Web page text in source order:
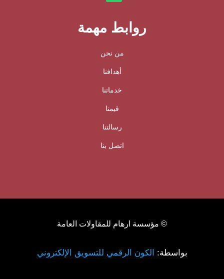
روابط مهمة
من نحن
أهدافنا
خدماتنا
قيمنا
رسالتنا
اتصل بنا
© مؤسسة ارهام للمقاولات العامة
بواسطة: الكون الرقمي للتسويق الإلكتروني